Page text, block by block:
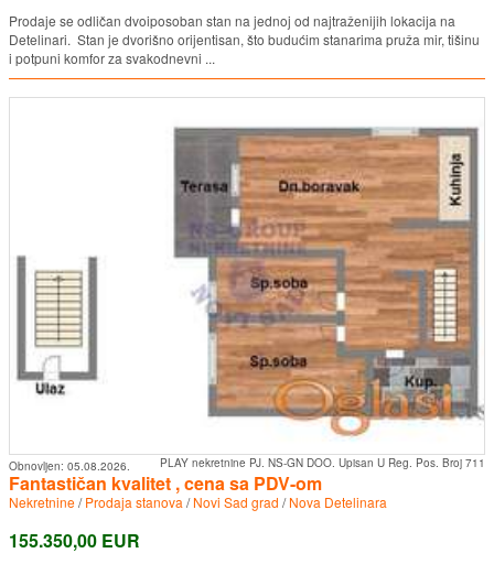
Prodaje se odličan dvoiposoban stan na jednoj od najtraženijih lokacija na
Detelinari. Stan je dvorišno orijentisan, što budućim stanarima pruža mir, tišinu
i potpuni komfor za svakodnevni ...
PLAY nekretnine PJ. NS-GN DOO. Upisan U Reg. Pos. Broj 711
Obnovljen: 05.08.2026.
Fantastičan kvalitet , cena sa PDV-om
Nekretnine/Prodaja stanova /Novi Sad grad /Nova Detelinara
155.350,00 EUR